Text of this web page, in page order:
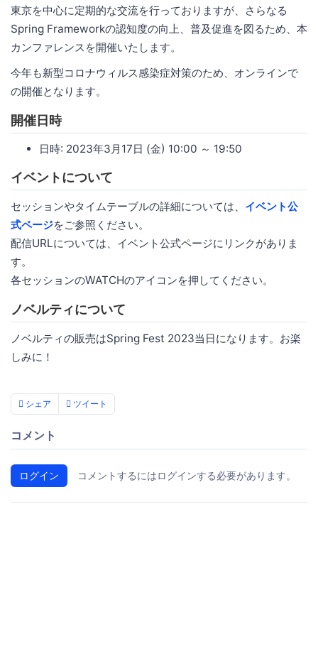
東京を中心に定期的な交流を行っておりますが、さらなる
Spring Frameworkの認知度の向上、普及促進を図るため、本
カンファレンスを開催いたします。
今年も新型コロナウィルス感染症対策のため、オンラインで
の開催となります。
開催日時
日時: 2023年3月17日 (金) 10:00 ～ 19:50
イベントについて
セッションやタイムテーブルの詳細については、 イベント公
式ページをご参照ください。
配信URLについては、イベント公式ページにリンクがありま
す。
各セッションのWATCHのアイコンを押してください。
ノベルティについて
ノベルティの販売はSpring Fest 2023当日になります。お楽
しみに！
シェア ツイート
コメント
ログイン コメントするにはログインする必要があります。